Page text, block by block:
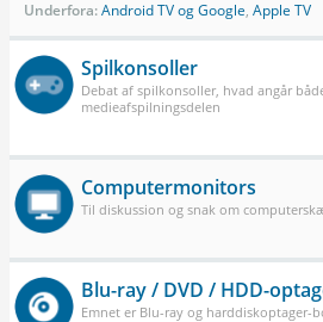
Underfora:Android TV og Google, Apple TV
Spilkonsoller
Debat af spilkonsoller, hvad angår
medieafspilningsdelen
Computermonitors
Til diskussion og snak om
Blu-ray / DVD / HDD-
Emnet er Blu-ray og harddiskoptager-